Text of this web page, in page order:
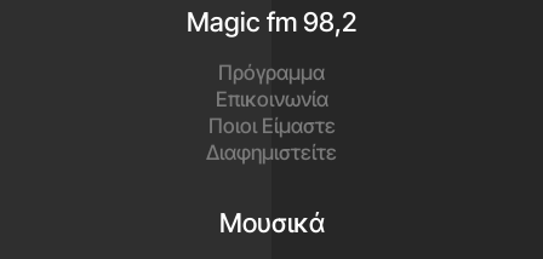
Magic fm 98,2
Πρόγραμμα
Επικοινωνία
Ποιοι Είμαστε
Διαφημιστείτε
Μουσικά